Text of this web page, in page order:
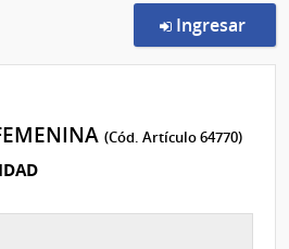
Ingresar
(Cód. Artículo 64770)